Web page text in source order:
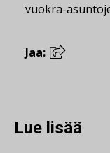
vuokra-
Jaa:
Lue lisää